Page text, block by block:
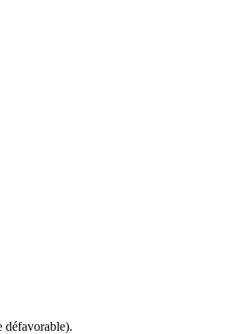
défavorable).